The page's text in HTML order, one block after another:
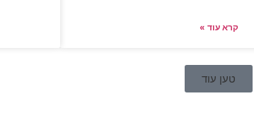
קרא עוד »
טען עוד